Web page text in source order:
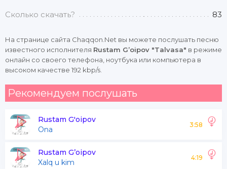
Сколько скачать? 83
На странице сайта Chaqqon.Net вы можете послушать песню
известного исполнителя Rustam G’oipov "Talvasa" в режиме
онлайн со своего телефона, ноутбука или компьютера в
высоком качестве 192 kbp/s.
Рекомендуем послушать
Rustam G'oipov
Ona
3:58
Rustam G’oipov
Xalq u kim
4:19